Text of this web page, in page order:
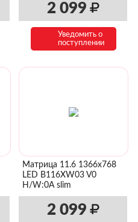
2 099
Уведомить о
поступлении
Матрица 11.6 1366x768
LED B116XW03 V0
H/W:0A slim
2 099